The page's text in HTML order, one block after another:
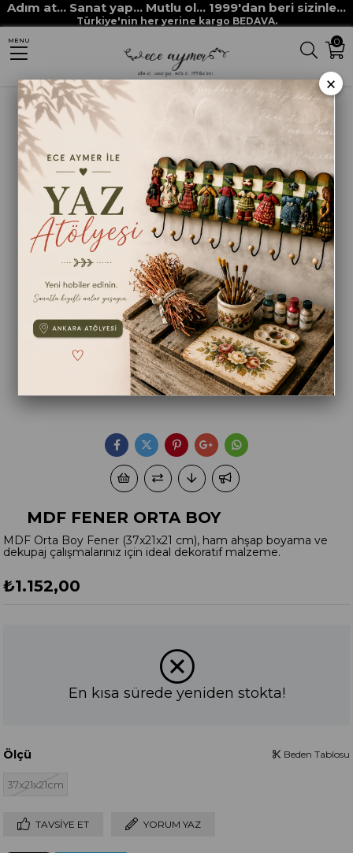
Adım at... Sanat yap... Mutlu ol... 1999'dan beri sizinle...
Türkiye'nin her yerine kargo BEDAVA.
0
MENU
Anasayfa HAM MALZEMELER MDF VE MASİF OBJELER MDF AKSESUAR
MDF FENER ORTA BOY
MDF FENER ORTA BOY
MDF Orta Boy Fener (37x21x21 cm), ham ahşap boyama ve
dekupaj çalışmalarınız için ideal dekoratif malzeme.
₺1.152,00
En kısa sürede yeniden stokta!
Ölçü
37x21x21cm
Beden Tablosu
TAVSIYE ET YORUM YAZ
×